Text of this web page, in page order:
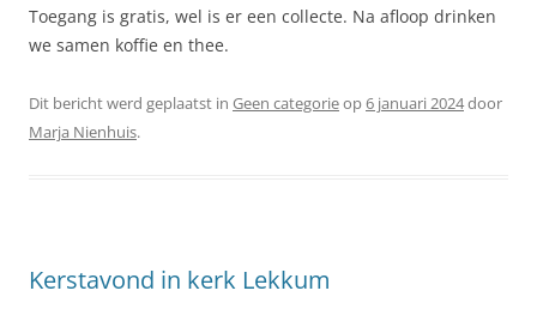
Toegang is gratis, wel is er een collecte. Na afloop drinken
we samen koffie en thee.
Dit bericht werd geplaatst in Geen categorieop6 januari 2024door
Marja Nienhuis.
Kerstavond in kerk Lekkum